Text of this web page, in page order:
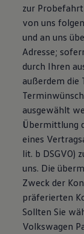
zur
von uns
und an uns
Adresse;
durch Ihren
außerdem die
ausgewählt
Übermittlung
eines
lit. b DSGVO)
uns. Die
Zweck der
präferierten
Sollten Sie
Volkswagen